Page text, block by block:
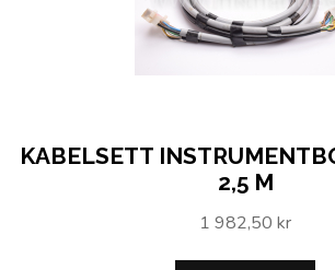
KABELSETT
2,5 M
1 982,50 kr